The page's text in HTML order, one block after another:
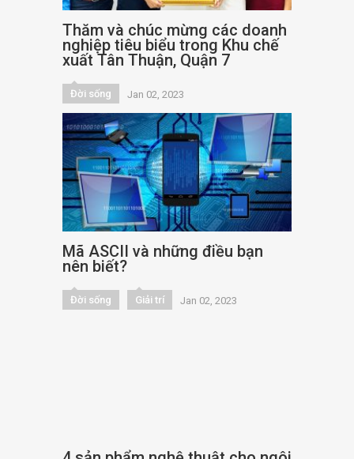
Thăm và chúc mừng các doanh
nghiệp tiêu biểu trong Khu chế
xuất Tân Thuận, Quận 7
Đời sống Jan 02, 2023
Mã ASCII và những điều bạn
nên biết?
Đời sống Giải trí Jan 02, 2023